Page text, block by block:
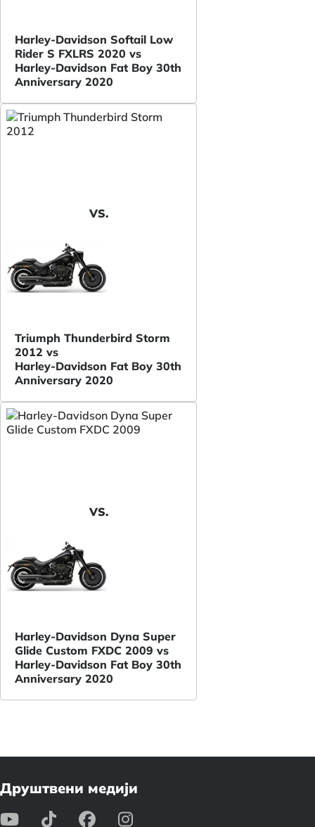
Harley-Davidson Softail Low
Rider S FXLRS 2020 vs
Harley-Davidson Fat Boy 30th
Anniversary 2020
VS.
Triumph Thunderbird Storm
2012 vs
Harley-Davidson Fat Boy 30th
Anniversary 2020
VS.
Harley-Davidson Dyna Super
Glide Custom FXDC 2009 vs
Harley-Davidson Fat Boy 30th
Anniversary 2020
Друштвени медији